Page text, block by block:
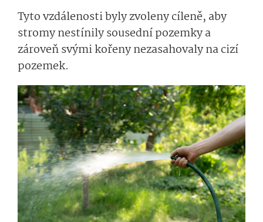
Tyto vzdálenosti byly zvoleny cíleně, aby
stromy nestínily sousední pozemky a
zároveň svými kořeny nezasahovaly na cizí
pozemek.